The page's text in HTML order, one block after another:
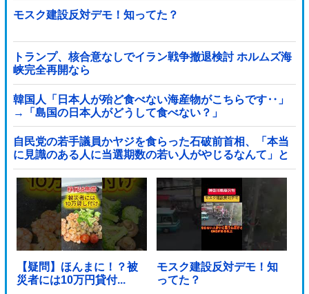
モスク建設反対デモ！知ってた？
トランプ、核合意なしでイラン戦争撤退検討 ホルムズ海
峡完全再開なら
韓国人「日本人が殆ど食べない海産物がこちらです‥」
→「島国の日本人がどうして食べない？」
自民党の若手議員かヤジを食らった石破前首相、「本当
に見識のある人に当選期数の若い人がやじるなんて」と
不満たらたらな様子を見せて……他
【疑問】ほんまに！？被
災者には10万円貸付...
モスク建設反対デモ！知
ってた？